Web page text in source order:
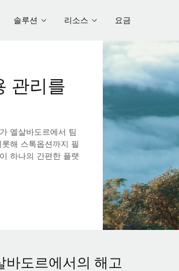
솔루션 리소스 요금
관리를
엘살바도르에서 팀
해 스톡옵션까지 필
하나의 간편한 플랫
바도르에서의 해고